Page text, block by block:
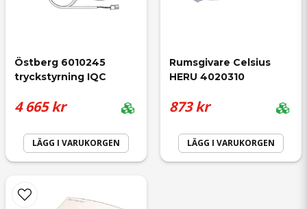
Östberg 6010245
tryckstyrning IQC
4 665 kr
LÄGG I VARUKORGEN
Rumsgivare Celsius
HERU 4020310
873 kr
LÄGG I VARUKORGEN